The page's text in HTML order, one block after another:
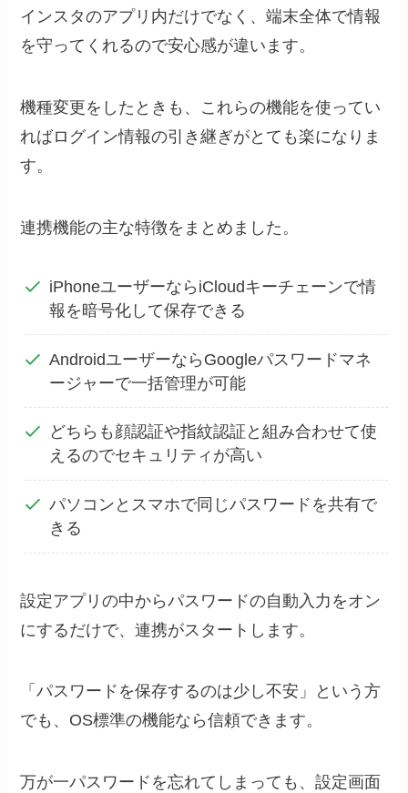
インスタのアプリ内だけでなく、端末全体で情報
を守ってくれるので安心感が違います。
機種変更をしたときも、これらの機能を使ってい
ればログイン情報の引き継ぎがとても楽になりま
す。
連携機能の主な特徴をまとめました。
iPhoneユーザーならiCloudキーチェーンで情
報を暗号化して保存できる
AndroidユーザーならGoogleパスワードマネ
ージャーで一括管理が可能
どちらも顔認証や指紋認証と組み合わせて使
えるのでセキュリティが高い
パソコンとスマホで同じパスワードを共有で
きる
設定アプリの中からパスワードの自動入力をオン
にするだけで、連携がスタートします。
「パスワードを保存するのは少し不安」という方
でも、OS標準の機能なら信頼できます。
万が一パスワードを忘れてしまっても、設定画面